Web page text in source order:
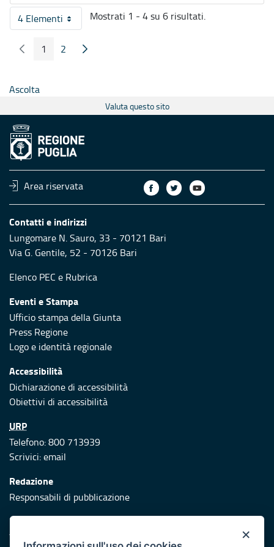
4 ElementiPer pagina
Mostrati 1 - 4 su 6 risultati.
Pagina Precedente
Pagina
1 Pagina
2 Pagina Seguente
Ascolta
Valuta questo sito
Area riservata
Contatti e indirizzi
Lungomare N. Sauro, 33 - 70121 Bari
Via G. Gentile, 52 - 70126 Bari
Elenco PEC e Rubrica
Eventi e Stampa
Ufficio stampa della Giunta
Press Regione
Logo e identità regionale
Accessibilità
Dichiarazione di accessibilità
Obiettivi di accessibilità
URP
Telefono: 800 713939
Scrivici:email
Redazione
Responsabili di pubblicazione
Protezione civile
Vai al sito di Protezione Civile Puglia ×